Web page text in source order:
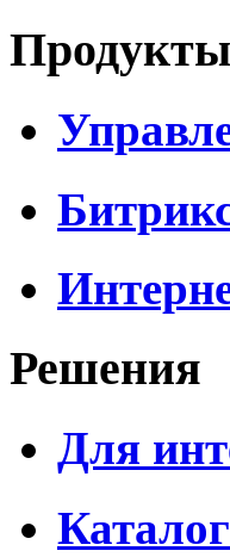
Продукты
Решения
Для